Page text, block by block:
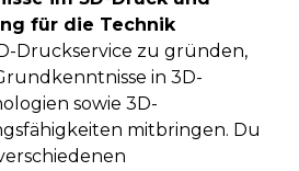
für die Technik
Druckservice zu gründen,
in 3D-
sowie 3D-
mitbringen. Du